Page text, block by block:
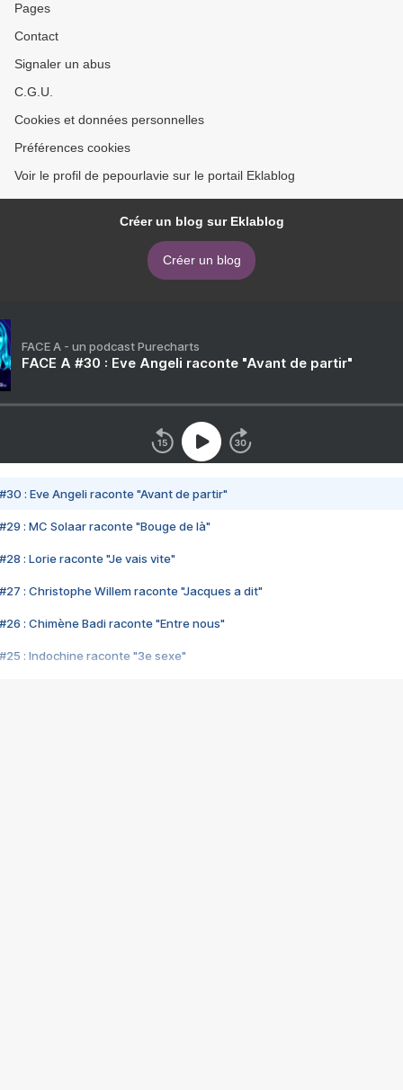
Pages
Contact
Signaler un abus
C.G.U.
Cookies et données personnelles
Préférences cookies
Voir le profil de pepourlavie sur le portail Eklablog
Créer un blog sur Eklablog
Créer un blog
FACE A - un podcast Purecharts
FACE A #30 : Eve Angeli raconte "Avant de partir"
#30 : Eve Angeli raconte "Avant de partir"
#29 : MC Solaar raconte "Bouge de là"
#28 : Lorie raconte "Je vais vite"
#27 : Christophe Willem raconte "Jacques a dit"
#26 : Chimène Badi raconte "Entre nous"
#25 : Indochine raconte "3e sexe"